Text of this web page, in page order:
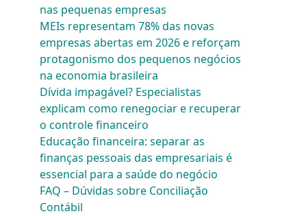
nas pequenas empresas
MEIs representam 78% das novas
empresas abertas em 2026 e reforçam
protagonismo dos pequenos negócios
na economia brasileira
Dívida impagável? Especialistas
explicam como renegociar e recuperar
o controle financeiro
Educação financeira: separar as
finanças pessoais das empresariais é
essencial para a saúde do negócio
FAQ – Dúvidas sobre Conciliação
Contábil